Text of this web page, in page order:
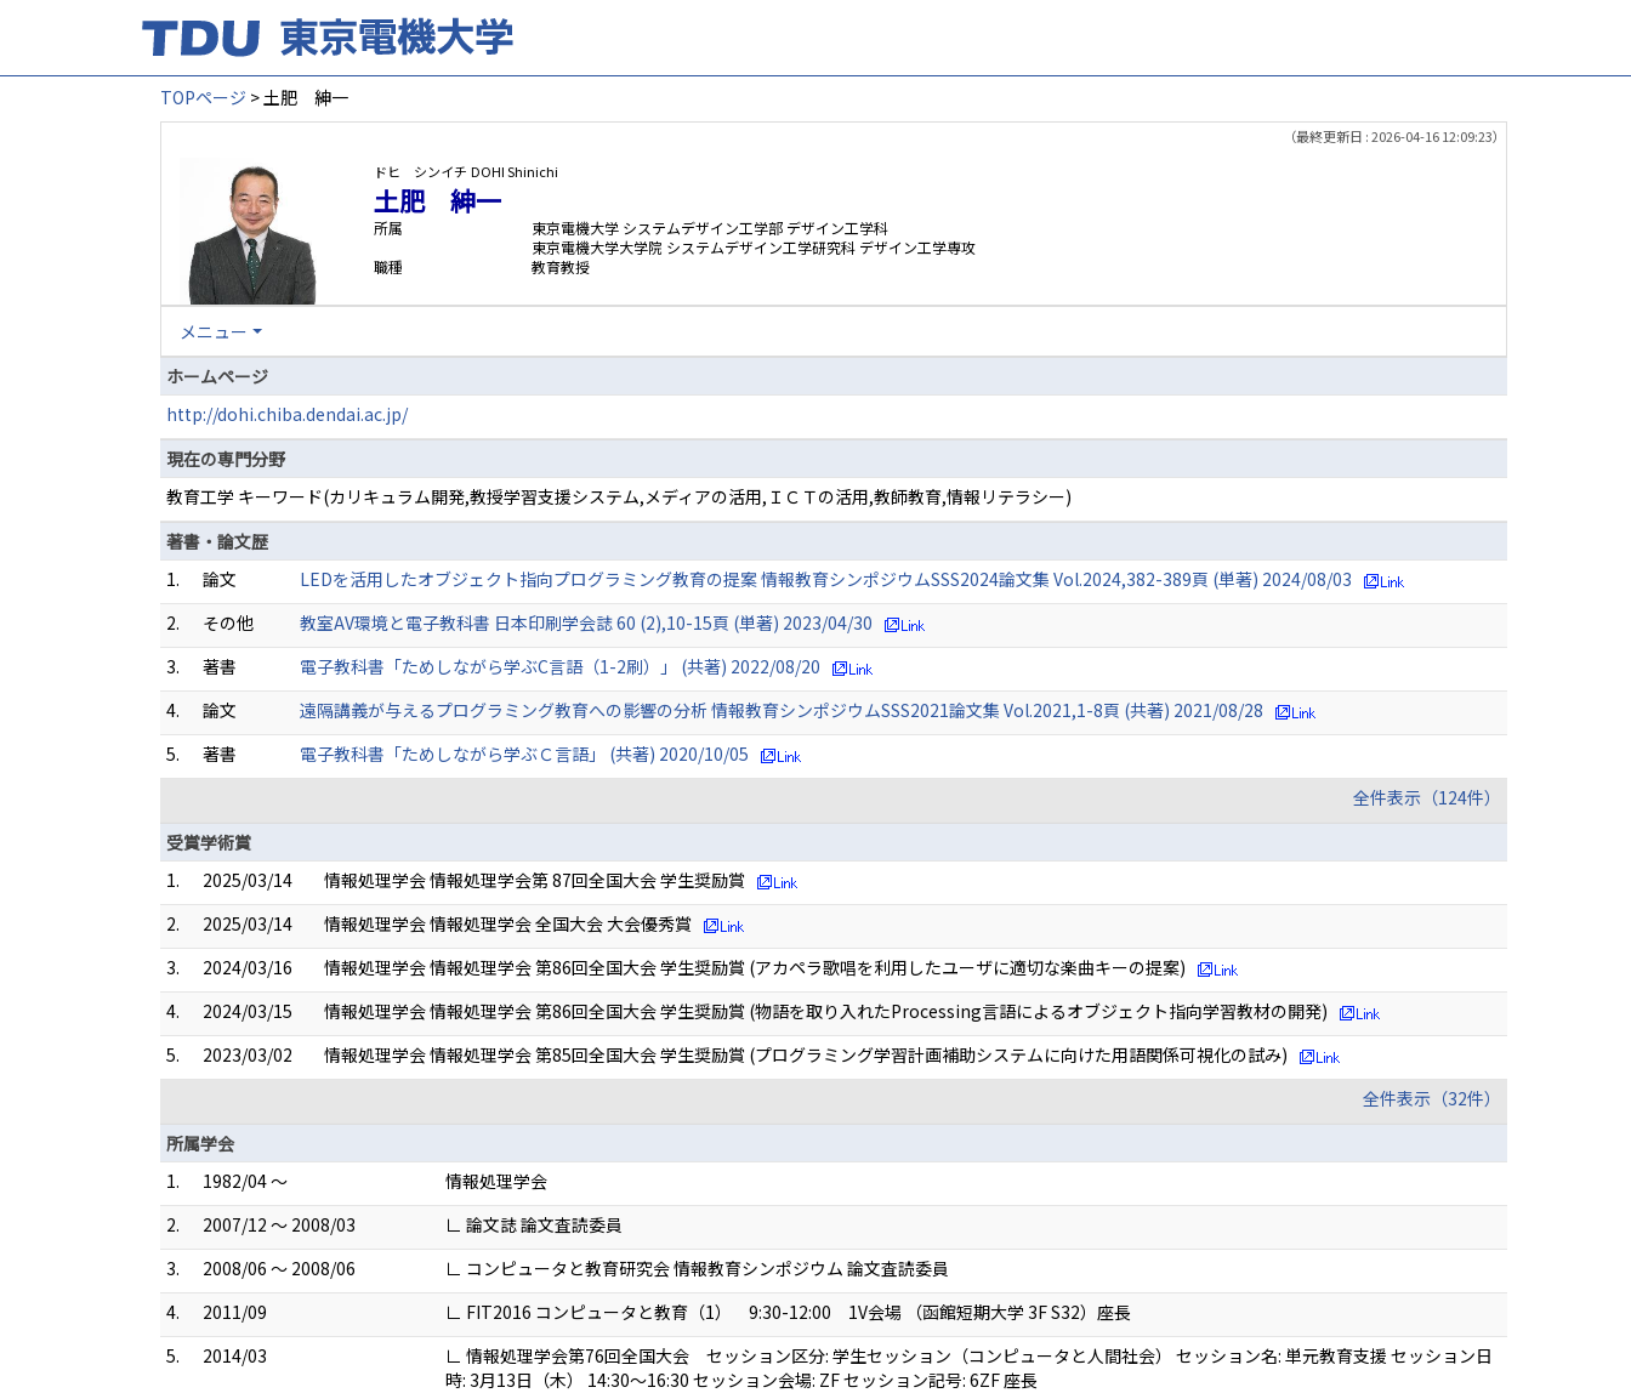
TOPページ > 土肥 紳一
（最終更新日 : 2026-04-16 12:09:23）
ドヒ シンイチ DOHI Shinichi
土肥 紳一
所属
東京電機大学 システムデザイン工学部 デザイン工学科
東京電機大学大学院 システムデザイン工学研究科 デザイン工学専攻
職種
教育教授
メニュー
ホームページ
http://dohi.chiba.dendai.ac.jp/
現在の専門分野
教育工学 キーワード(カリキュラム開発,教授学習支援システム,メディアの活用,ＩＣＴの活用,教師教育,情報リテラシー)
著書・論文歴
1.
論文
LEDを活用したオブジェクト指向プログラミング教育の提案 情報教育シンポジウムSSS2024論文集 Vol.2024,382-389頁 (単著) 2024/08/03
2.
その他
教室AV環境と電子教科書 日本印刷学会誌 60 (2),10-15頁 (単著) 2023/04/30
3.
著書
電子教科書「ためしながら学ぶC言語（1-2刷）」 (共著) 2022/08/20
4.
論文
遠隔講義が与えるプログラミング教育への影響の分析 情報教育シンポジウムSSS2021論文集 Vol.2021,1-8頁 (共著) 2021/08/28
5.
著書
電子教科書「ためしながら学ぶＣ言語」 (共著) 2020/10/05
全件表示（124件）
受賞学術賞
1.
2025/03/14
情報処理学会 情報処理学会第 87回全国大会 学生奨励賞
2.
2025/03/14
情報処理学会 情報処理学会 全国大会 大会優秀賞
3.
2024/03/16
情報処理学会 情報処理学会 第86回全国大会 学生奨励賞 (アカペラ歌唱を利用したユーザに適切な楽曲キーの提案)
4.
2024/03/15
情報処理学会 情報処理学会 第86回全国大会 学生奨励賞 (物語を取り入れたProcessing言語によるオブジェクト指向学習教材の開発)
5.
2023/03/02
情報処理学会 情報処理学会 第85回全国大会 学生奨励賞 (プログラミング学習計画補助システムに向けた用語関係可視化の試み)
全件表示（32件）
所属学会
1.
1982/04 ～
情報処理学会
2.
2007/12 ～ 2008/03
∟ 論文誌 論文査読委員
3.
2008/06 ～ 2008/06
∟ コンピュータと教育研究会 情報教育シンポジウム 論文査読委員
4.
2011/09
∟ FIT2016 コンピュータと教育（1） 9:30-12:00 1V会場 （函館短期大学 3F S32）座長
5.
2014/03
∟ 情報処理学会第76回全国大会 セッション区分: 学生セッション（コンピュータと人間社会） セッション名: 単元教育支援 セッション日
時: 3月13日（木） 14:30〜16:30 セッション会場: ZF セッション記号: 6ZF 座長